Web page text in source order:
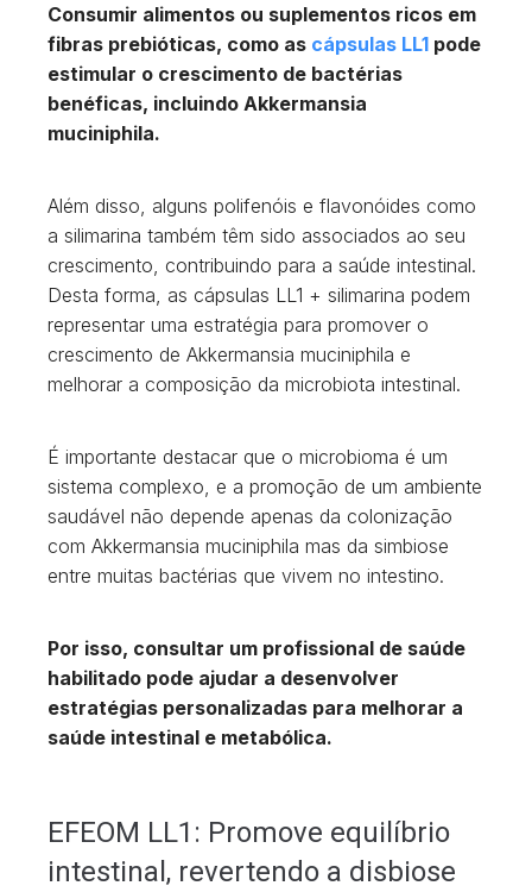
Consumir alimentos ou suplementos ricos em
fibras prebióticas, como as cápsulas LL1 pode
estimular o crescimento de bactérias
benéficas, incluindo Akkermansia
muciniphila.
Além disso, alguns polifenóis e flavonóides como
a silimarina também têm sido associados ao seu
crescimento, contribuindo para a saúde intestinal.
Desta forma, as cápsulas LL1 + silimarina podem
representar uma estratégia para promover o
crescimento de Akkermansia muciniphila e
melhorar a composição da microbiota intestinal.
É importante destacar que o microbioma é um
sistema complexo, e a promoção de um ambiente
saudável não depende apenas da colonização
com Akkermansia muciniphila mas da simbiose
entre muitas bactérias que vivem no intestino.
Por isso, consultar um profissional de saúde
habilitado pode ajudar a desenvolver
estratégias personalizadas para melhorar a
saúde intestinal e metabólica.
EFEOM LL1: Promove equilíbrio
intestinal, revertendo a disbiose